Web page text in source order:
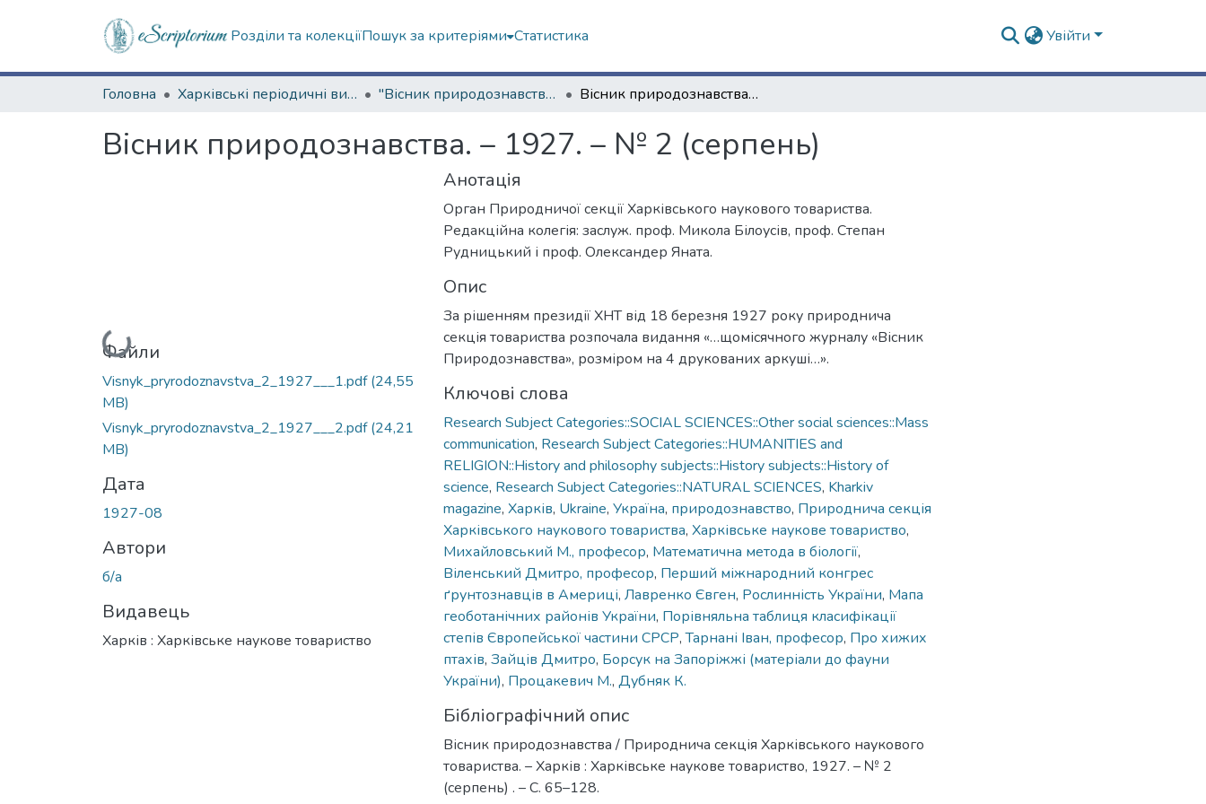
Розділи та колекціїПошук за критеріями Статистика Увійти
Головна Харківські періодичні видання "Вісник природознавства" (1927–1929 рр.) Вісник природознавства. – 1927. – № 2 (серпень)
Вісник природознавства. – 1927. – № 2 (серпень)
Вантажиться...
Файли
Visnyk_pryrodoznavstva_2_1927___1.pdf(24,55
MB)
Visnyk_pryrodoznavstva_2_1927___2.pdf(24,21
MB)
Дата
1927-08
Автори
б/а
Видавець
Харків : Харківське наукове товариство
Анотація
Орган Природничої секції Харківського наукового товариства.
Редакційна колегія: заслуж. проф. Микола Білоусів, проф. Степан
Рудницький і проф. Олександер Яната.
Опис
За рішенням президії ХНТ від 18 березня 1927 року природнича
секція товариства розпочала видання «…щомісячного журналу «Вісник
Природознавства», розміром на 4 друкованих аркуші…».
Ключові слова
Research Subject Categories::SOCIAL SCIENCES::Other social sciences::Mass
communication, Research Subject Categories::HUMANITIES and
RELIGION::History and philosophy subjects::History subjects::History of
science, Research Subject Categories::NATURAL SCIENCES, Kharkiv
magazine, Харків, Ukraine, Україна, природознавство, Природнича секція
Харківського наукового товариства, Харківське наукове товариство,
Михайловський М., професор, Математична метода в біології,
Віленський Дмитро, професор, Перший міжнародний конгрес
ґрунтознавців в Америці, Лавренко Євген, Рослинність України, Мапа
геоботанічних районів України, Порівняльна таблиця класифікації
степів Європейської частини СРСР,Тарнані Іван, професор, Про хижих
птахів, Зайців Дмитро, Борсук на Запоріжжі (матеріали до фауни
України), Процакевич М., Дубняк К.
Бібліографічний опис
Вісник природознавства / Природнича секція Харківського наукового
товариства. – Харків : Харківське наукове товариство, 1927. – № 2
(серпень) . – С. 65–128.